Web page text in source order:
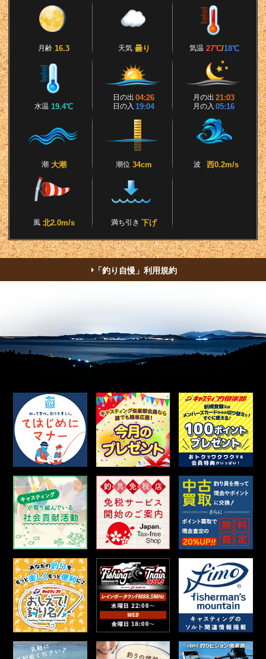
月齢 16.3 天気 曇り 気温 27℃/18℃
水温 19.4℃
日の出 04:26
日の入 19:04
月の出 21:03
月の入 05:16
潮 大潮 潮位 34cm 波 西0.2m/s
風 北2.0m/s 満ち引き 下げ
「釣り自慢」利用規約